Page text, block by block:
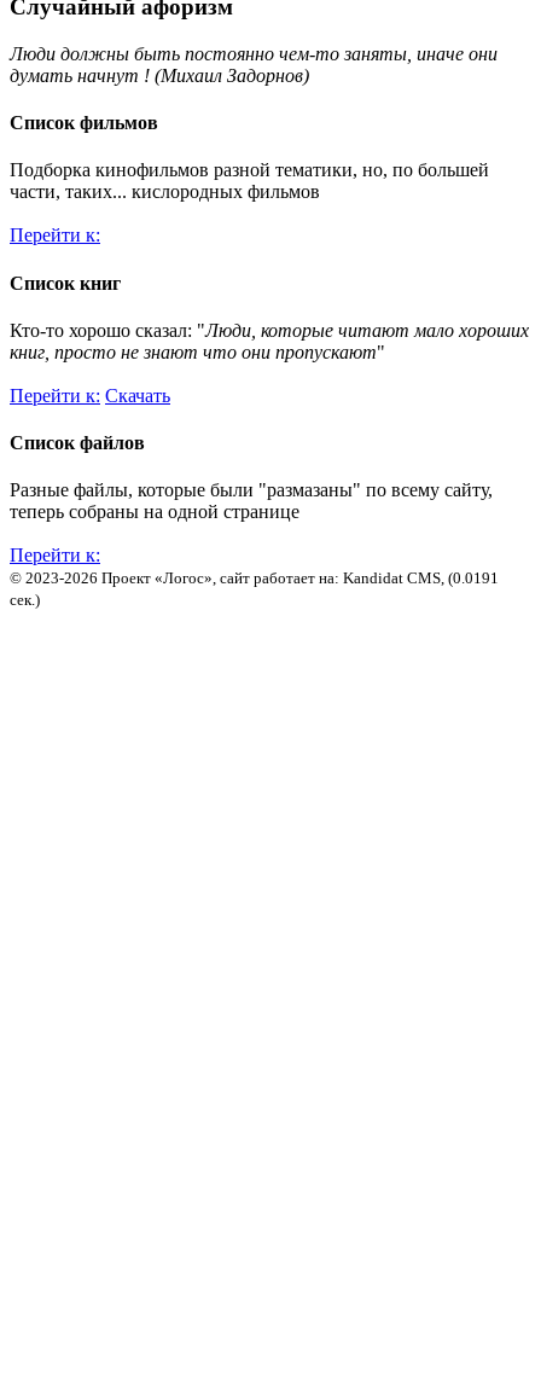
Случайный афоризм
Люди должны быть постоянно чем-то заняты, иначе они
думать начнут ! (Михаил Задорнов)
Список фильмов
Подборка кинофильмов разной тематики, но, по большей
части, таких... кислородных фильмов
Перейти к:
Список книг
Кто-то хорошо сказал: "Люди, которые читают мало хороших
книг, просто не знают что они пропускают"
Перейти к: Скачать
Список файлов
Разные файлы, которые были "размазаны" по всему сайту,
теперь собраны на одной странице
Перейти к:
© 2023-2026 Проект «Логос», сайт работает на: Kandidat CMS, (0.0191
сек.)